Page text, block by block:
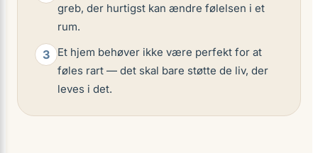
greb, der hurtigst kan ændre følelsen i et
rum.
3
Et hjem behøver ikke være perfekt for at
føles rart — det skal bare støtte de liv, der
leves i det.